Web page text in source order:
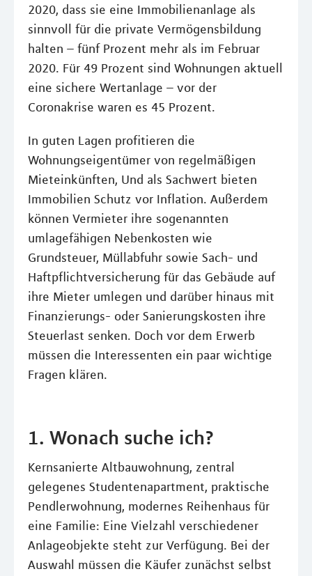
2020, dass sie eine Immobilienanlage als
sinnvoll für die private Vermögensbildung
halten – fünf Prozent mehr als im Februar
2020. Für 49 Prozent sind Wohnungen aktuell
eine sichere Wertanlage – vor der
Coronakrise waren es 45 Prozent.
In guten Lagen profitieren die
Wohnungseigentümer von regelmäßigen
Mieteinkünften, Und als Sachwert bieten
Immobilien Schutz vor Inflation. Außerdem
können Vermieter ihre sogenannten
umlagefähigen Nebenkosten wie
Grundsteuer, Müllabfuhr sowie Sach- und
Haftpflichtversicherung für das Gebäude auf
ihre Mieter umlegen und darüber hinaus mit
Finanzierungs- oder Sanierungskosten ihre
Steuerlast senken. Doch vor dem Erwerb
müssen die Interessenten ein paar wichtige
Fragen klären.
1. Wonach suche ich?
Kernsanierte Altbauwohnung, zentral
gelegenes Studentenapartment, praktische
Pendlerwohnung, modernes Reihenhaus für
eine Familie: Eine Vielzahl verschiedener
Anlageobjekte steht zur Verfügung. Bei der
Auswahl müssen die Käufer zunächst selbst